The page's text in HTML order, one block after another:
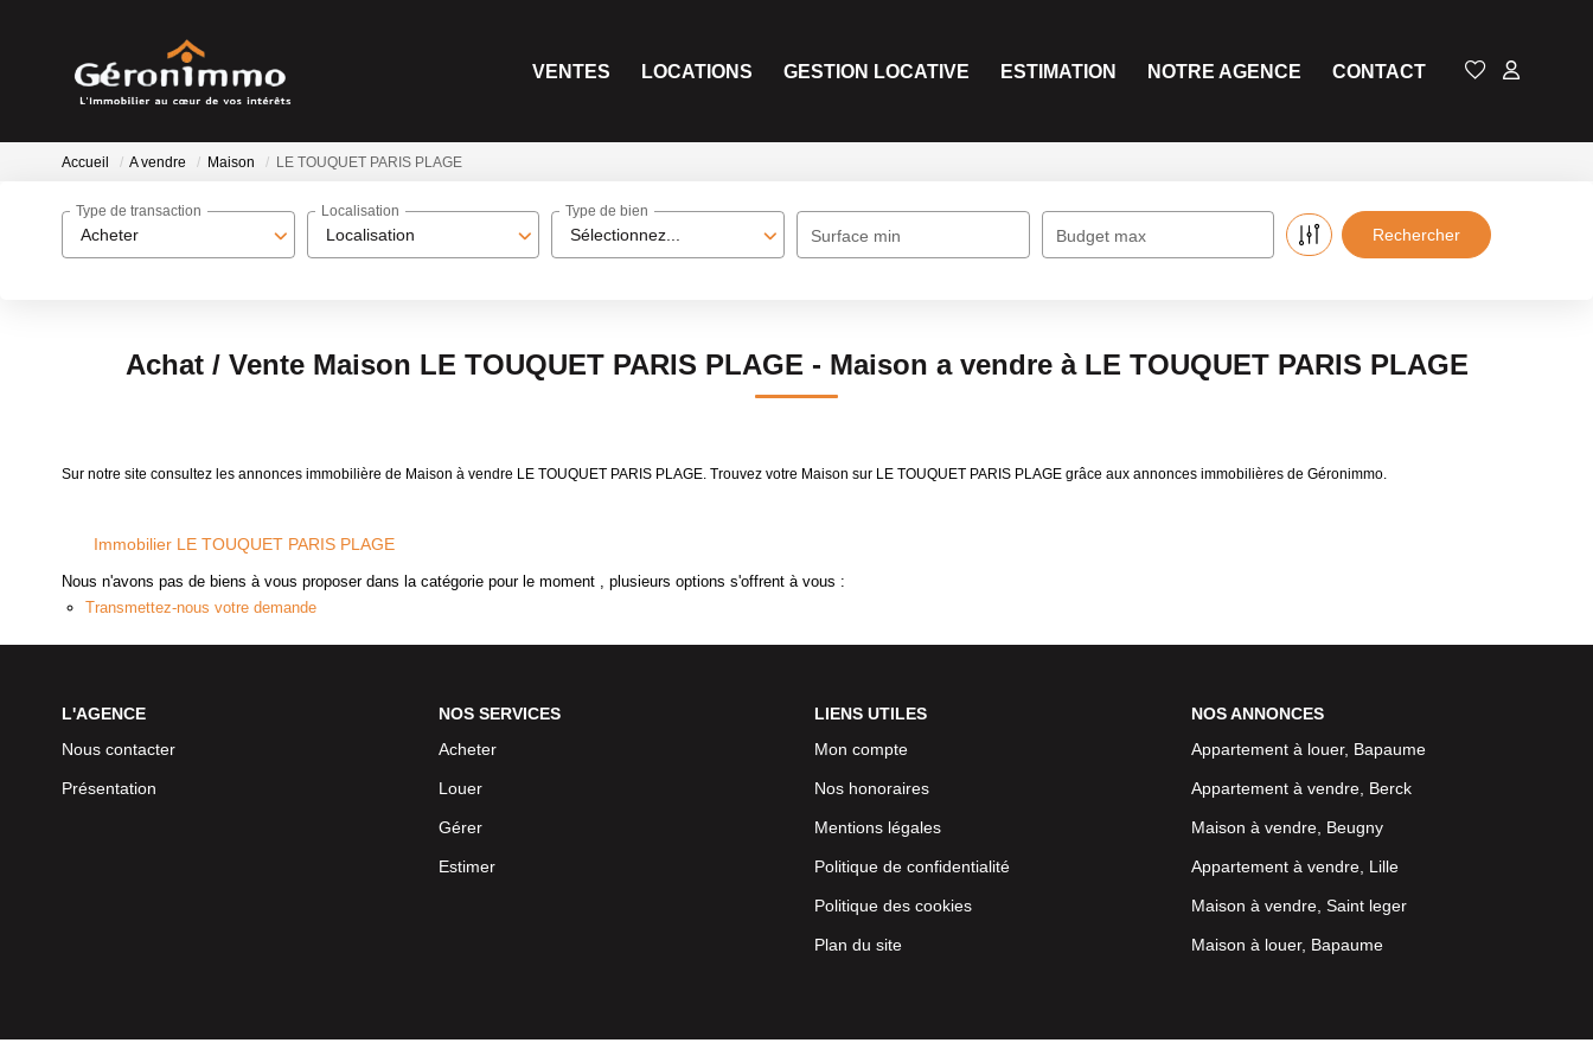
VENTES LOCATIONS GESTION LOCATIVE ESTIMATION NOTRE AGENCE CONTACT
Accueil A vendre Maison LE TOUQUET PARIS PLAGE
Acheter
Type de transaction
Localisation
Localisation
Sélectionnez...
Type de bien
Surface min Budget max
Achat / Vente Maison LE TOUQUET PARIS PLAGE - Maison a vendre à LE TOUQUET PARIS PLAGE
Sur notre site consultez les annonces immobilière de Maison à vendre LE TOUQUET PARIS PLAGE. Trouvez votre Maison sur LE TOUQUET PARIS PLAGE grâce aux annonces immobilières de Géronimmo.
Immobilier LE TOUQUET PARIS PLAGE
Nous n'avons pas de biens à vous proposer dans la catégorie pour le moment , plusieurs options s'offrent à vous :
Transmettez-nous votre demande
L'AGENCE
Nous contacter
Présentation
NOS SERVICES
Acheter
Louer
Gérer
Estimer
LIENS UTILES
Mon compte
Nos honoraires
Mentions légales
Politique de confidentialité
Politique des cookies
Plan du site
NOS ANNONCES
Appartement à louer, Bapaume
Appartement à vendre, Berck
Maison à vendre, Beugny
Appartement à vendre, Lille
Maison à vendre, Saint leger
Maison à louer, Bapaume